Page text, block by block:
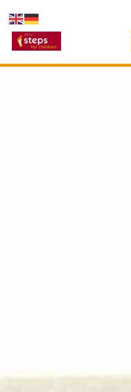
Inhalt
springen